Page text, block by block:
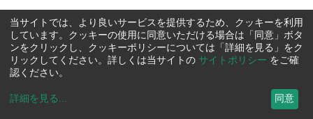
当サイトでは、より良いサービスを提供するため、クッキーを利用
しています。クッキーの使用に同意いただける場合は「同意」ボタ
ンをクリックし、クッキーポリシーについては「詳細を見る」をク
リックしてください。詳しくは当サイトの サイトポリシー をご確
認ください。
詳細を見る ... 同意